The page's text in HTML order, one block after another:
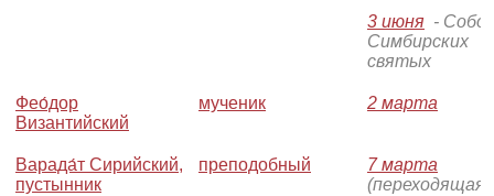
3 июня -
Симбирских
святых
Фео́дор
Византийский
мученик 2 марта
Варада́т Сирийский,
пустынник
преподобный
7 марта
(переходящая)